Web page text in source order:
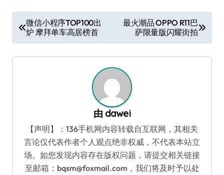
章
导
微信小程序TOP100出
炉 摩拜单车高居榜首
最火潮品 OPPO R11巴
萨限量版闪耀街拍
由 dawei
【声明】：136手机网内容转载自互联网，其相关
言论仅代表作者个人观点绝非权威，不代表本站立
场。如您发现内容存在版权问题，请提交相关链接
至邮箱：bqsm@foxmail.com，我们将及时予以处